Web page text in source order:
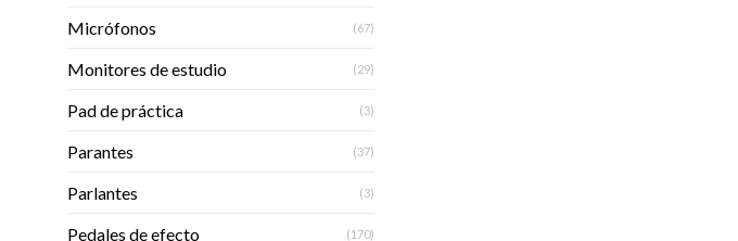
Micrófonos (67)
Monitores de estudio (29)
Pad de práctica (3)
Parantes (37)
Parlantes (3)
Pedales de efecto (170)